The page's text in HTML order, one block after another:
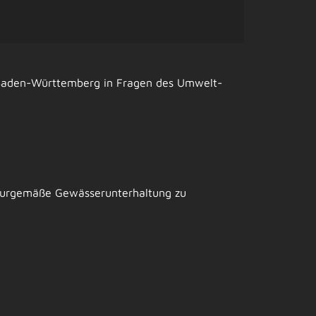
Württemberg in Fragen des Umwelt-
Gewässerunterhaltung zu